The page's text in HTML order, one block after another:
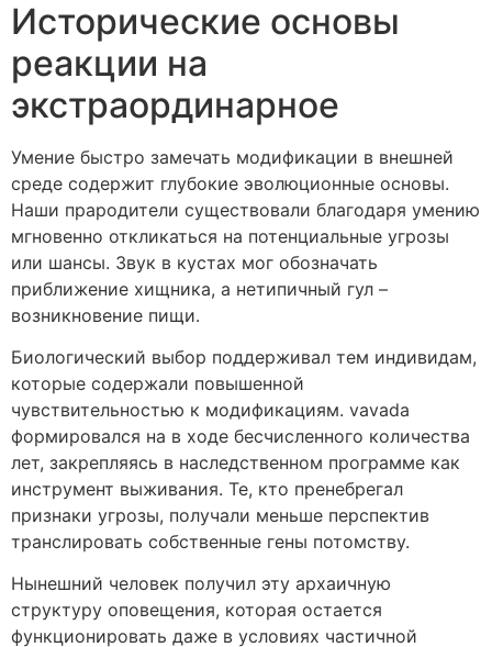
Исторические основы
реакции на
экстраординарное
Умение быстро замечать модификации в внешней
среде содержит глубокие эволюционные основы.
Наши прародители существовали благодаря умению
мгновенно откликаться на потенциальные угрозы
или шансы. Звук в кустах мог обозначать
приближение хищника, а нетипичный гул –
возникновение пищи.
Биологический выбор поддерживал тем индивидам,
которые содержали повышенной
чувствительностью к модификациям. vavada
формировался на в ходе бесчисленного количества
лет, закрепляясь в наследственном программе как
инструмент выживания. Те, кто пренебрегал
признаки угрозы, получали меньше перспектив
транслировать собственные гены потомству.
Нынешний человек получил эту архаичную
структуру оповещения, которая остается
функционировать даже в условиях частичной